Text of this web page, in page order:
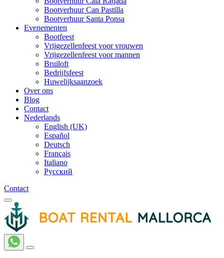
Bootverhuur Can Pastilla
Bootverhuur Santa Ponsa
Evenementen
Bootfeest
Vrijgezellenfeest voor vrouwen
Vrijgezellenfeest voor mannen
Bruiloft
Bedrijfsfeest
Huwelijksaanzoek
Over ons
Blog
Contact
Nederlands
English (UK)
Español
Deutsch
Français
Italiano
Русский
Contact